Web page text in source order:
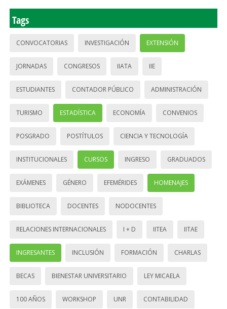
Tags
CONVOCATORIAS INVESTIGACIÓN EXTENSIÓN
JORNADAS CONGRESOS IIATA IIE
ESTUDIANTES CONTADOR PÚBLICO ADMINISTRACIÓN
TURISMO ESTADÍSTICA ECONOMÍA CONVENIOS
POSGRADO POSTÍTULOS CIENCIA Y TECNOLOGÍA
INSTITUCIONALES CURSOS INGRESO GRADUADOS
EXÁMENES GÉNERO EFEMÉRIDES HOMENAJES
BIBLIOTECA DOCENTES NODOCENTES
RELACIONES INTERNACIONALES I + D IITEA IITAE
INGRESANTES INCLUSIÓN FORMACIÓN CHARLAS
BECAS BIENESTAR UNIVERSITARIO LEY MICAELA
100 AÑOS WORKSHOP UNR CONTABILIDAD